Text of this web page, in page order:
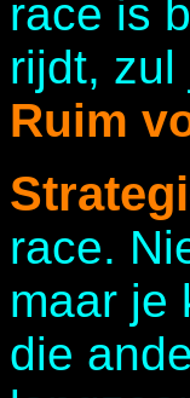
race is
rijdt,
Ruim
race.
maar je
die